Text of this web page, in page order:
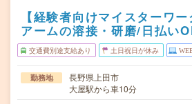
【経験者向けマイスターワ
アームの溶接・研磨/日払い
交通費別途支給あり 土日祝日が休み
勤務地
長野県上田市
大屋駅から車10分